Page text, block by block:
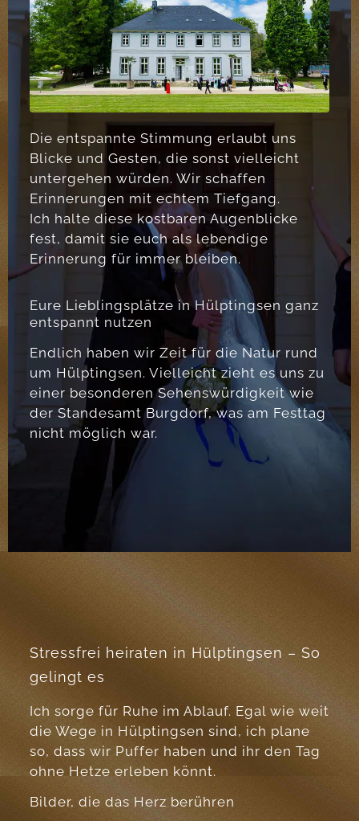
Die entspannte Stimmung erlaubt uns
Blicke und Gesten, die sonst vielleicht
untergehen würden. Wir schaffen
Erinnerungen mit echtem Tiefgang.
Ich halte diese kostbaren Augenblicke
fest, damit sie euch als lebendige
Erinnerung für immer bleiben.
Eure Lieblingsplätze in Hülptingsen ganz
entspannt nutzen
Endlich haben wir Zeit für die Natur rund
um Hülptingsen. Vielleicht zieht es uns zu
einer besonderen Sehenswürdigkeit wie
der Standesamt Burgdorf, was am Festtag
nicht möglich war.
Stressfrei heiraten in Hülptingsen – So
gelingt es
Ich sorge für Ruhe im Ablauf. Egal wie weit
die Wege in Hülptingsen sind, ich plane
so, dass wir Puffer haben und ihr den Tag
ohne Hetze erleben könnt.
Bilder, die das Herz berühren